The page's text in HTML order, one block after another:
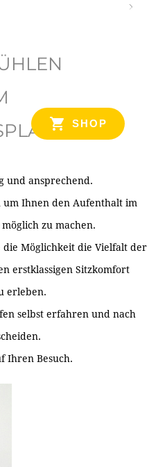
SHOP
und ansprechend.
um Ihnen den Aufenthalt im
zu machen.
die Möglichkeit die Vielfalt der
erstklassigen Sitzkomfort
erleben.
selbst erfahren und nach
Ihren Besuch.